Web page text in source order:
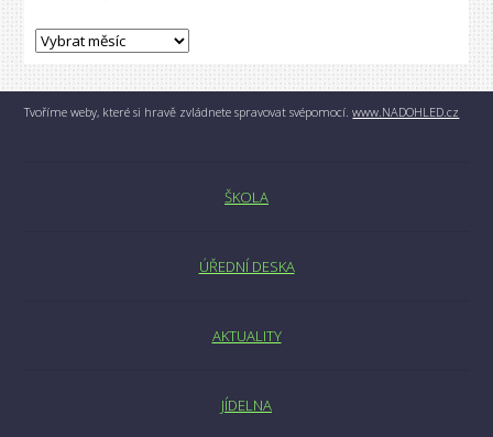
Tvoříme weby, které si hravě zvládnete spravovat svépomocí.www.NADOHLED.cz
ŠKOLA
ÚŘEDNÍ DESKA
AKTUALITY
JÍDELNA